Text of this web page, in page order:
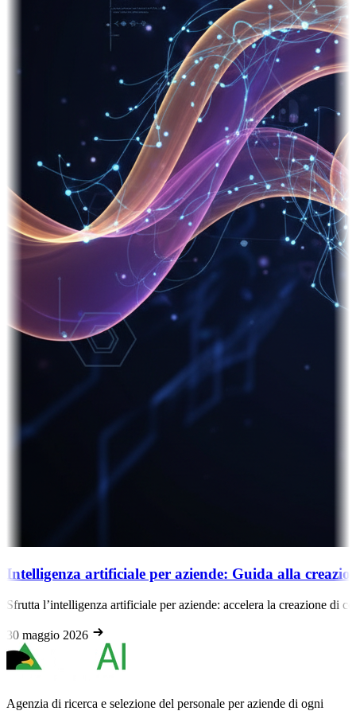
Intelligenza artificiale per aziende: Guida alla
Sfrutta l’intelligenza artificiale per aziende: accelera la creazione di
30 maggio 2026
Agenzia di ricerca e selezione del personale per aziende di ogni